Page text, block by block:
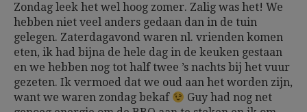
Zondag leek het wel hoog zomer. Zalig was het! We
hebben niet veel anders gedaan dan in de tuin
gelegen. Zaterdagavond waren nl. vrienden komen
eten, ik had bijna de hele dag in de keuken gestaan
en we hebben nog tot half twee ’s nachts bij het vuur
gezeten. Ik vermoed dat we oud aan het worden zijn,
want we waren zondag bekaf
Guy had nog net